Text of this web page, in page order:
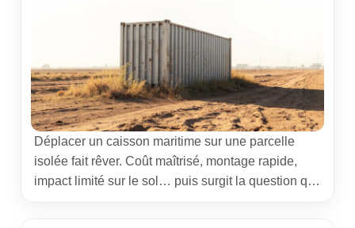
Déplacer un caisson maritime sur une parcelle
isolée fait rêver. Coût maîtrisé, montage rapide,
impact limité sur le sol… puis surgit la question qui